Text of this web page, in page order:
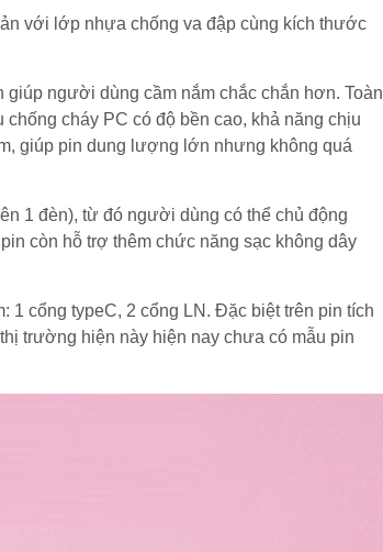
với lớp nhựa chống va đập cùng kích thước
người dùng cầm nắm chắc chắn hơn. Toàn
cháy PC có độ bền cao, khả năng chịu
giúp pin dung lượng lớn nhưng không quá
1 đèn), từ đó người dùng có thể chủ động
còn hỗ trợ thêm chức năng sạc không dây
1 cổng typeC, 2 cổng LN. Đặc biệt trên pin tích
trường hiện này hiện nay chưa có mẫu pin